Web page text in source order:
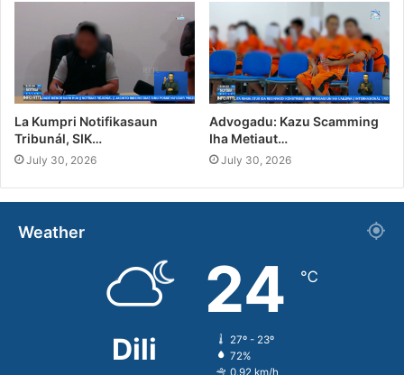
La Kumpri Notifikasaun
Tribunál, SIK…
July 30, 2026
Advogadu: Kazu Scamming
Iha Metiaut…
July 30, 2026
Weather
Dili
24 ℃
27º - 23º
72%
0.92 km/h